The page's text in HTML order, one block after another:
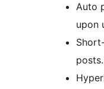
Auto
upon
posts.